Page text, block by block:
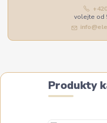
volejte od
Produkty